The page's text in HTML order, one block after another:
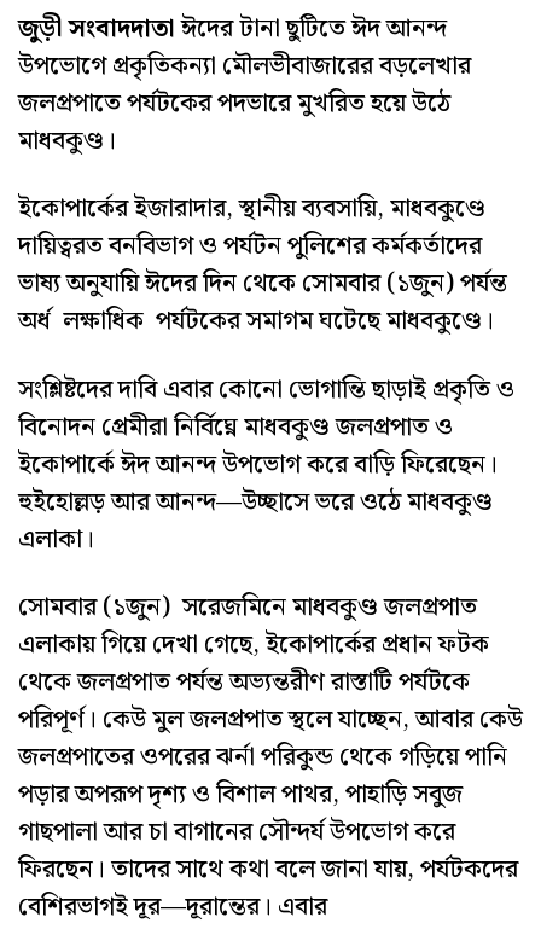
জুড়ী সংবাদদাতাঈদের টানা ছুটিতে ঈদ আনন্দ
উপভোগে প্রকৃতিকন্যা মৌলভীবাজারের বড়লেখার
জলপ্রপাতে পর্যটকের পদভারে মুখরিত হয়ে উঠে
মাধবকুণ্ড।
ইকোপার্কের ইজারাদার, স্থানীয় ব্যবসায়ি, মাধবকুণ্ডে
দায়িত্বরত বনবিভাগ ও পর্যটন পুলিশের কর্মকর্তাদের
ভাষ্য অনুযায়ি ঈদের দিন থেকে সোমবার (১জুন) পর্যন্ত
অর্ধ লক্ষাধিক পর্যটকের সমাগম ঘটেছে মাধবকুণ্ডে।
সংশ্লিষ্টদের দাবি এবার কোনো ভোগান্তি ছাড়াই প্রকৃতি ও
বিনোদন প্রেমীরা নির্বিঘ্নে মাধবকুণ্ড জলপ্রপাত ও
ইকোপার্কে ঈদ আনন্দ উপভোগ করে বাড়ি ফিরেছেন।
হুইহোল্লড় আর আনন্দ—উচ্ছাসে ভরে ওঠে মাধবকুণ্ড
এলাকা।
সোমবার (১জুন) সরেজমিনে মাধবকুণ্ড জলপ্রপাত
এলাকায় গিয়ে দেখা গেছে, ইকোপার্কের প্রধান ফটক
থেকে জলপ্রপাত পর্যন্ত অভ্যন্তরীণ রাস্তাটি পর্যটকে
পরিপূর্ণ। কেউ মুল জলপ্রপাত স্থলে যাচ্ছেন, আবার কেউ
জলপ্রপাতের ওপরের ঝর্না পরিকুন্ড থেকে গড়িয়ে পানি
পড়ার অপরূপ দৃশ্য ও বিশাল পাথর, পাহাড়ি সবুজ
গাছপালা আর চা বাগানের সৌন্দর্য উপভোগ করে
ফিরছেন। তাদের সাথে কথা বলে জানা যায়, পর্যটকদের
বেশিরভাগই দূর—দূরান্তের। এবার